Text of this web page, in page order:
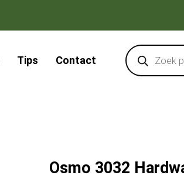
Tips Contact
Products
search
Osmo 3032